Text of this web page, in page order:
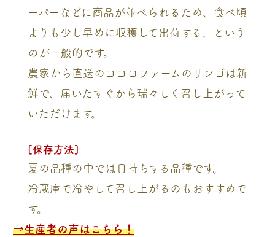
ーパーなどに商品が並べられるため、食べ頃
よりも少し早めに収穫して出荷する、という
のが一般的です。
農家から直送のココロファームのリンゴは新
鮮で、届いたすぐから瑞々しく召し上がって
いただけます。
[保存方法]
夏の品種の中では日持ちする品種です。
冷蔵庫で冷やして召し上がるのもおすすめで
す。
→生産者の声はこちら！